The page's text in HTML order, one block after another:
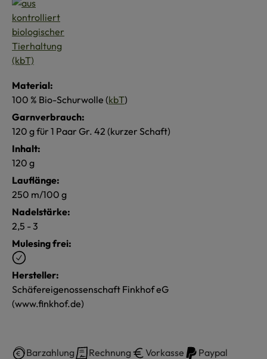
Material:
100 % Bio-Schurwolle (kbT)
Garnverbrauch:
120 g für 1 Paar Gr. 42 (kurzer Schaft)
Inhalt:
120 g
Lauflänge:
250 m/100 g
Nadelstärke:
2,5 - 3
Mulesing frei:
Hersteller:
Schäfereigenossenschaft Finkhof eG
(www.finkhof.de)
Barzahlung Rechnung Vorkasse
Paypal